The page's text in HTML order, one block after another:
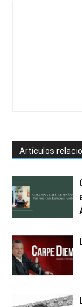
Artículos